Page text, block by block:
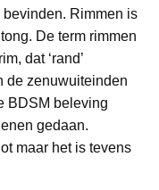
Rimmen is
De term rimmen
dat ‘rand’
de zenuwuiteinden
BDSM beleving
gedaan.
maar het is tevens